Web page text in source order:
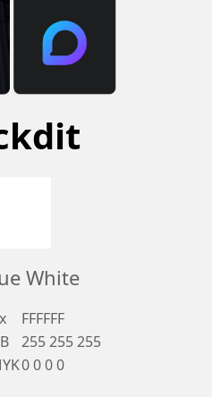
White
FFFFFF
255 255 255
0 0 0 0